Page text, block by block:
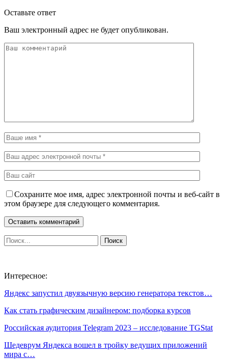
Оставьте ответ
Ваш электронный адрес не будет опубликован.
Сохраните мое имя, адрес электронной почты и веб-сайт в
этом браузере для следующего комментария.
Интересное:
Яндекс запустил двуязычную версию генератора текстов…
Как стать графическим дизайнером: подборка курсов
Российская аудитория Telegram 2023 – исследование TGStat
Шедеврум Яндекса вошел в тройку ведущих приложений
мира с…